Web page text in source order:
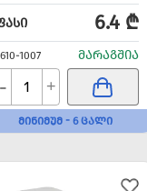
6.4 ₾
1007 ᲛᲐᲠᲐᲒᲨᲘᲐ
- +
ᲛᲘᲜᲘᲛᲣᲛ - 6 ᲪᲐᲚᲘ